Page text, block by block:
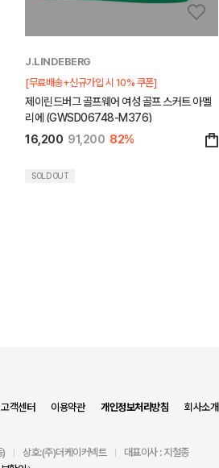
J.LINDEBERG
[무료배송+신규가입 시 10% 쿠폰]
제이린드버그 골프웨어 여성 골프 스커트 아멜
리에 (GWSD06748-M376)
16,200 91,200 82%
SOLD OUT
고객센터 이용약관 개인정보처리방침 회사소개
) 상호:(주)더케이커넥트
대표이사 : 지철종